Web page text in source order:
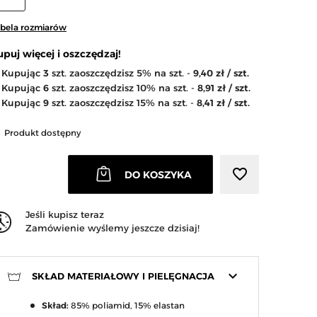
rozmiarów
więcej i oszczędzaj!
Kupując 3 szt. zaoszczędzisz 5% na szt. - 9,40 zł / szt.
Kupując 6 szt. zaoszczędzisz 10% na szt. - 8,91 zł / szt.
Kupując 9 szt. zaoszczędzisz 15% na szt. - 8,41 zł / szt.
Produkt dostępny
DO KOSZYKA favorite_border
Jeśli kupisz teraz
Zamówienie wyślemy jeszcze dzisiaj!
keyboard_arrow_down
SKŁAD MATERIAŁOWY I PIELĘGNACJA
Skład: 85% poliamid, 15% elastan